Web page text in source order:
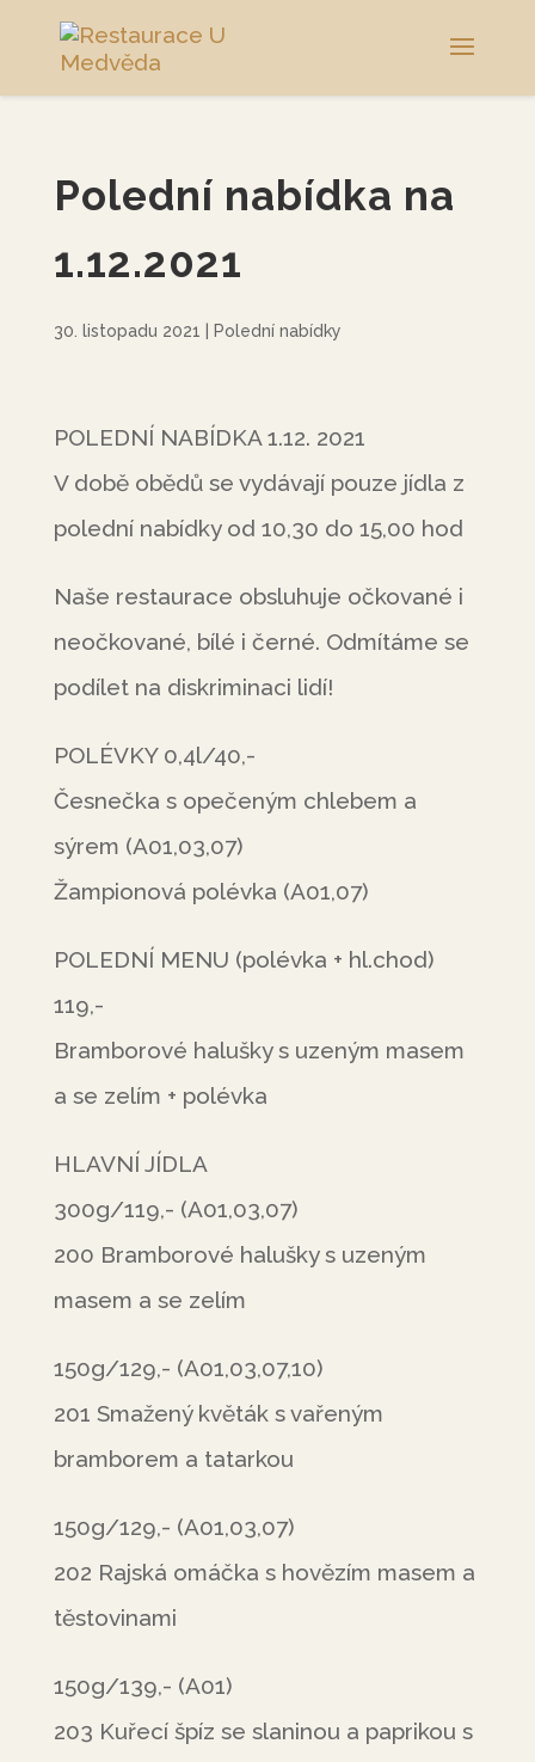
Polední nabídka na
1.12.2021
30. listopadu 2021 Polední nabídky
POLEDNÍ NABÍDKA 1.12. 2021
V době obědů se vydávají pouze jídla z
polední nabídky od 10,30 do 15,00 hod
Naše restaurace obsluhuje očkované i
neočkované, bílé i černé. Odmítáme se
podílet na diskriminaci lidí!
POLÉVKY 0,4l/40,-
Česnečka s opečeným chlebem a
sýrem (A01,03,07)
Žampionová polévka (A01,07)
POLEDNÍ MENU (polévka + hl.chod)
119,-
Bramborové halušky s uzeným masem
a se zelím + polévka
HLAVNÍ JÍDLA
300g/119,- (A01,03,07)
200 Bramborové halušky s uzeným
masem a se zelím
150g/129,- (A01,03,07,10)
201 Smažený květák s vařeným
bramborem a tatarkou
150g/129,- (A01,03,07)
202 Rajská omáčka s hovězím masem a
těstovinami
150g/139,- (A01)
203 Kuřecí špíz se slaninou a paprikou s